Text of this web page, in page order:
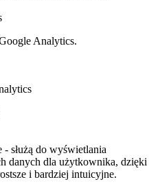
Analytics.
służą do wyświetlania
danych dla użytkownika, dzięki
i bardziej intuicyjne.